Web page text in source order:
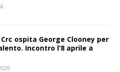
ospita George Clooney per
Incontro l’8 aprile a